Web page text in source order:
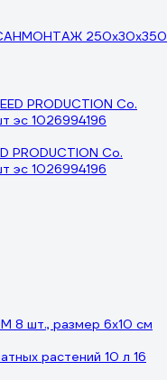
250х30х350
PRODUCTION Co.
эс 1026994196
8 шт., размер 6x10 см